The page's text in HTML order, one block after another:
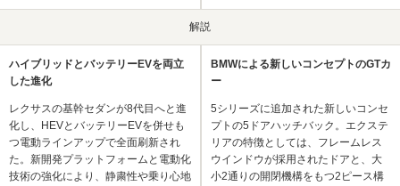
解説
ハイブリッドとバッテリーEVを両立
した進化
レクサスの基幹セダンが8代目へと進
化し、HEVとバッテリーEVを併せも
つ電動ラインアップで全面刷新され
た。新開発プラットフォームと電動化
技術の強化により、静粛性や乗り心地
BMWによる新しいコンセプトのGTカ
ー
5シリーズに追加された新しいコンセ
プトの5ドアハッチバック。エクステ
リアの特徴としては、フレームレス
ウインドウが採用されたドアと、大
小2通りの開閉機構をもつ2ピース構